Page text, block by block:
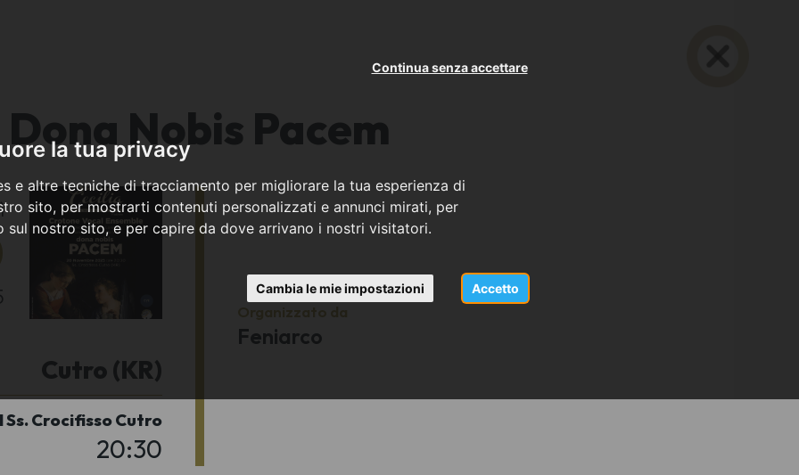
la tua privacy
e altre tecniche di tracciamento per migliorare la tua esperienza di
sito, per mostrarti contenuti personalizzati e annunci mirati, per
sul nostro sito, e per capire da dove arrivano i nostri visitatori.
Accetto
Continua senza accettare
Cambia le mie impostazioni
Dona Nobis Pacem
Cutro (KR)
Ss. Crocifisso Cutro
20:30
Feniarco